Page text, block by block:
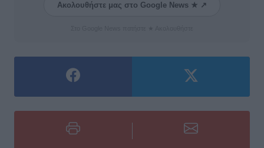
Ακολουθήστε μας στο Google News ★ ↗